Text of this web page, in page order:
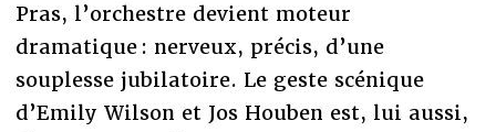
Pras, l’orchestre devient moteur
dramatique : nerveux, précis, d’une
souplesse jubilatoire. Le geste scénique
d’Emily Wilson et Jos Houben est, lui aussi,